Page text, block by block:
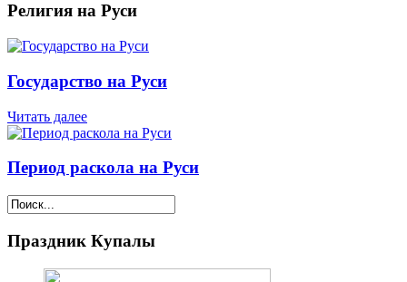
Религия на Руси
Государство на Руси
Читать далее
Период раскола на Руси
Праздник Купалы